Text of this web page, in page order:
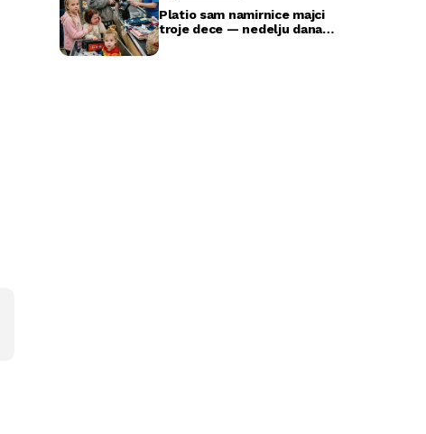
Platio sam namirnice majci
troje dece — nedelju dana